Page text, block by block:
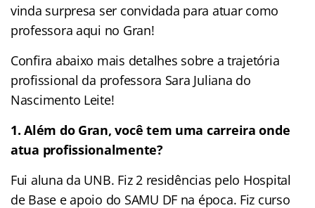
vinda surpresa ser convidada para atuar como
professora aqui no Gran!
Confira abaixo mais detalhes sobre a trajetória
profissional da professora Sara Juliana do
Nascimento Leite!
1. Além do Gran, você tem uma carreira onde
atua profissionalmente?
Fui aluna da UNB. Fiz 2 residências pelo Hospital
de Base e apoio do SAMU DF na época. Fiz curso